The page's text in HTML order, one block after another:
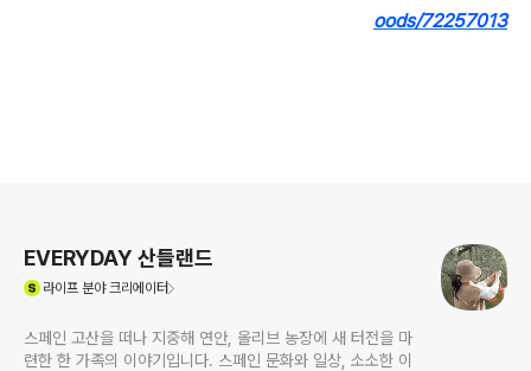
oods/72257013
EVERYDAY 산들랜드
라이프 분야 크리에이터
스페인 고산을 떠나 지중해 연안, 올리브 농장에 새 터전을 마
련한 한 가족의 이야기입니다. 스페인 문화와 일상, 소소한 이